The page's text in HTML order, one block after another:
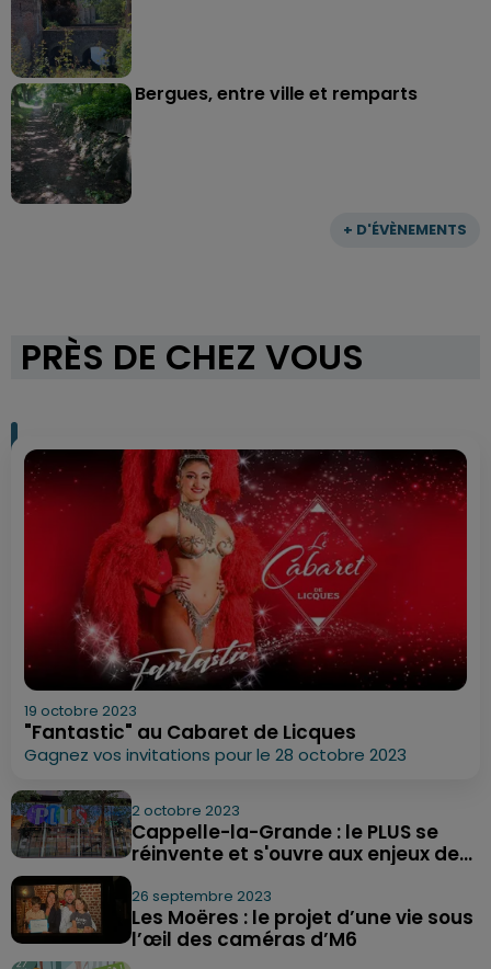
+ D'ÉVÈNEMENTS
Bergues, entre ville et remparts
PRÈS DE CHEZ VOUS
19 octobre 2023
"Fantastic" au Cabaret de Licques
Gagnez vos invitations pour le 28 octobre 2023
2 octobre 2023
Cappelle-la-Grande : le PLUS se
réinvente et s'ouvre aux enjeux de...
26 septembre 2023
Les Moëres : le projet d’une vie sous
l’œil des caméras d’M6